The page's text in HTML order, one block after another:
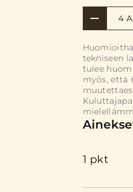
4
tekniseen
tulee
myös, että
1 pkt